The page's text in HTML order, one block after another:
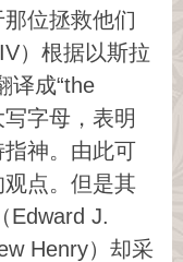
位拯救他们
）根据以斯拉
译成“the
字母，表明
神。由此可
点。但是其
Edward J.
Henry）却采